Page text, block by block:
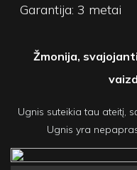
Garantija: 3 metai
Žmonija,
Ugnis suteikia tau ateitį,
Ugnis yra